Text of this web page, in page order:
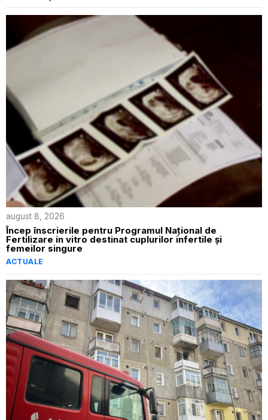
august 8, 2026
Încep înscrierile pentru Programul Național de
Fertilizare in vitro destinat cuplurilor infertile și
femeilor singure
ACTUALE